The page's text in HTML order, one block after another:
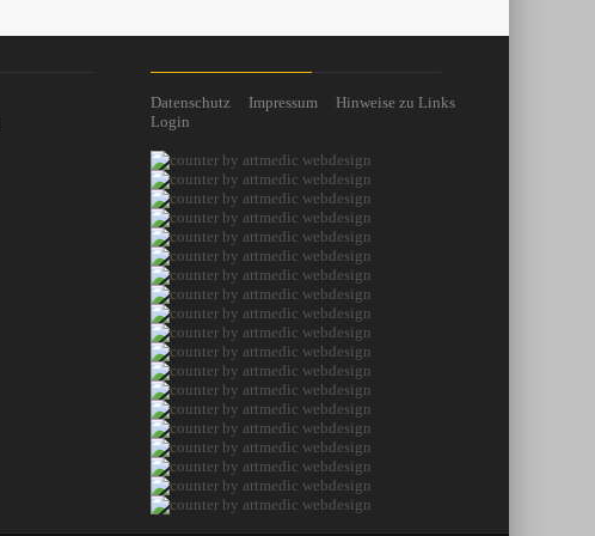
Datenschutz Impressum
Hinweise zu Links
Login